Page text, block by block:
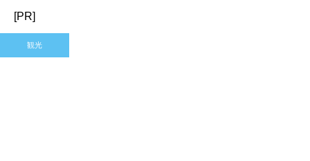
[PR]
観光